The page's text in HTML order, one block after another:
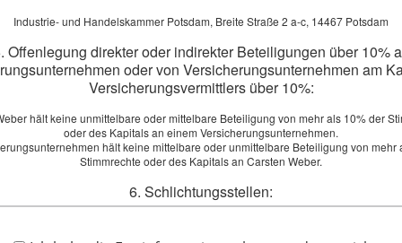
Leben wollen Sie keine Kompromisse machen – zum Beispiel
privaten Altersvorsorge machen Sie sich unabhängig vom
desto besser.
optimalen Vorsorgeschutz. Nutzen Sie die Gelegenheit und
zur Rentenversicherung anfordern!
Industrie- und Handelskammer Potsdam, Breite Straße 2 a-c, 14467 Potsdam
Offenlegung direkter oder indirekter Beteiligungen über 10%
oder von Versicherungsunternehmen am
Versicherungsvermittlers über 10%:
hält keine unmittelbare oder mittelbare Beteiligung von mehr als 10% der
oder des Kapitals an einem Versicherungsunternehmen.
hält keine mittelbare oder unmittelbare Beteiligung von mehr
Stimmrechte oder des Kapitals an Carsten Weber.
6. Schlichtungsstellen: